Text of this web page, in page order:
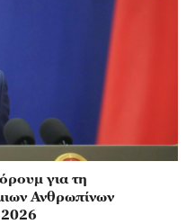
για τη
Ανθρωπίνων
2026